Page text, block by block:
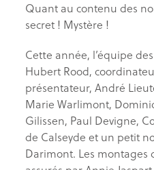
Quant au contenu des
secret ! Mystère !
Cette année, l’équipe
Hubert Rood,
présentateur, André
Marie Warlimont,
Gilissen, Paul Devigne,
de Calseyde et un petit
Darimont. Les montages